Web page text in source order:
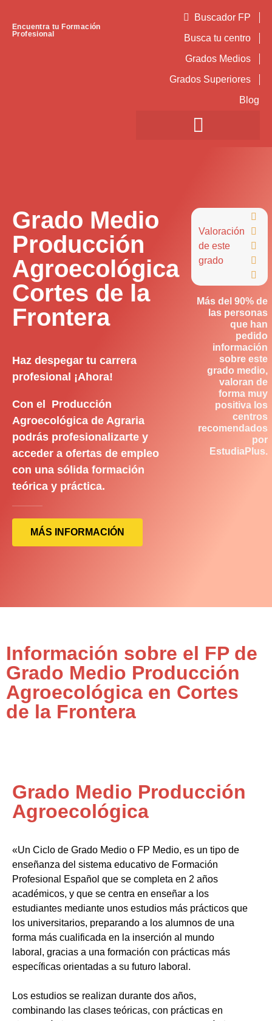
Encuentra tu Formación
Profesional
Buscador FP
Busca tu centro
Grados Medios
Grados Superiores
Blog
Grado Medio
Producción
Agroecológica
Cortes de la
Frontera
Haz despegar tu carrera
profesional ¡Ahora!
Con el Producción
Agroecológica de Agraria
podrás profesionalizarte y
acceder a ofertas de empleo
con una sólida formación
teórica y práctica.
MÁS INFORMACIÓN
Valoración
de este
grado





Más del 90% de
las personas
que han
pedido
información
sobre este
grado medio,
valoran de
forma muy
positiva los
centros
recomendados
por
EstudiaPlus.
Información sobre el FP de
Grado Medio Producción
Agroecológica en Cortes
de la Frontera
Grado Medio Producción
Agroecológica
«Un Ciclo de Grado Medio o FP Medio, es un tipo de
enseñanza del sistema educativo de Formación
Profesional Español que se completa en 2 años
académicos, y que se centra en enseñar a los
estudiantes mediante unos estudios más prácticos que
los universitarios, preparando a los alumnos de una
forma más cualificada en la inserción al mundo
laboral, gracias a una formación con prácticas más
específicas orientadas a su futuro laboral.
Los estudios se realizan durante dos años,
combinando las clases teóricas, con prácticas en